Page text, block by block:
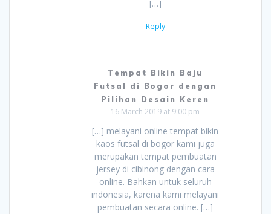
[…]
Reply
Tempat Bikin Baju
Futsal di Bogor dengan
Pilihan Desain Keren
16 March 2019 at 9:00 pm
[…] melayani online tempat bikin
kaos futsal di bogor kami juga
merupakan tempat pembuatan
jersey di cibinong dengan cara
online. Bahkan untuk seluruh
indonesia, karena kami melayani
pembuatan secara online. […]